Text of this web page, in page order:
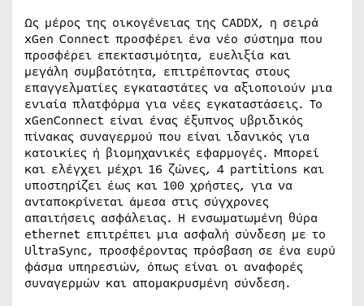
Ως μέρος της οικογένειας της CADDX, η σειρά
xGen Connect προσφέρει ένα νέο σύστημα που
προσφέρει επεκτασιμότητα, ευελιξία και
μεγάλη συμβατότητα, επιτρέποντας στους
επαγγελματίες εγκαταστάτες να αξιοποιούν μια
ενιαία πλατφόρμα για νέες εγκαταστάσεις. Το
xGenConnect είναι ένας έξυπνος υβριδικός
πίνακας συναγερμού που είναι ιδανικός για
κατοικίες ή βιομηχανικές εφαρμογές. Μπορεί
και ελέγχει μέχρι 16 ζώνες, 4 partitions και
υποστηρίζει έως και 100 χρήστες, για να
ανταποκρίνεται άμεσα στις σύγχρονες
απαιτήσεις ασφάλειας. Η ενσωματωμένη θύρα
ethernet επιτρέπει μια ασφαλή σύνδεση με το
UltraSync, προσφέροντας πρόσβαση σε ένα ευρύ
φάσμα υπηρεσιών, όπως είναι οι αναφορές
συναγερμών και απομακρυσμένη σύνδεση.